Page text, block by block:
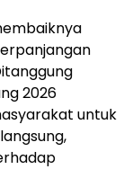
2026
untuk